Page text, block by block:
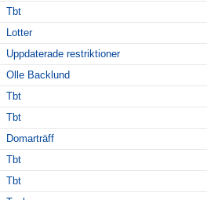
Tbt
Lotter
Uppdaterade restriktioner
Olle Backlund
Tbt
Tbt
Domarträff
Tbt
Tbt